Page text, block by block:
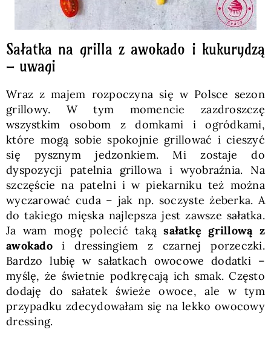
Sałatka na grilla z awokado i kukurydzą
– uwagi
Wraz z majem rozpoczyna się w Polsce sezon
grillowy. W tym momencie zazdroszczę
wszystkim osobom z domkami i ogródkami,
które mogą sobie spokojnie grillować i cieszyć
się pysznym jedzonkiem. Mi zostaje do
dyspozycji patelnia grillowa i wyobraźnia. Na
szczęście na patelni i w piekarniku też można
wyczarować cuda – jak np. soczyste żeberka. A
do takiego mięska najlepsza jest zawsze sałatka.
Ja wam mogę polecić takąsałatkę grillową z
awokadoi dressingiem z czarnej porzeczki.
Bardzo lubię w sałatkach owocowe dodatki –
myślę, że świetnie podkręcają ich smak. Często
dodaję do sałatek świeże owoce, ale w tym
przypadku zdecydowałam się na lekko owocowy
dressing.